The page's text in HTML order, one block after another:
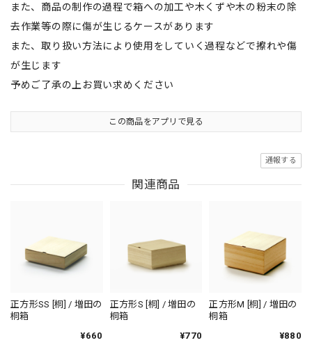
また、商品の制作の過程で箱への加工や木くずや木の粉末の除
去作業等の際に傷が生じるケースがあります
また、取り扱い方法により使用をしていく過程などで擦れや傷
が生じます
予めご了承の上お買い求めください
この商品をアプリで見る
通報する
関連商品
正方形SS [桐] / 増田の
桐箱
¥660
正方形S [桐] / 増田の
桐箱
¥770
正方形M [桐] / 増田の
桐箱
¥880